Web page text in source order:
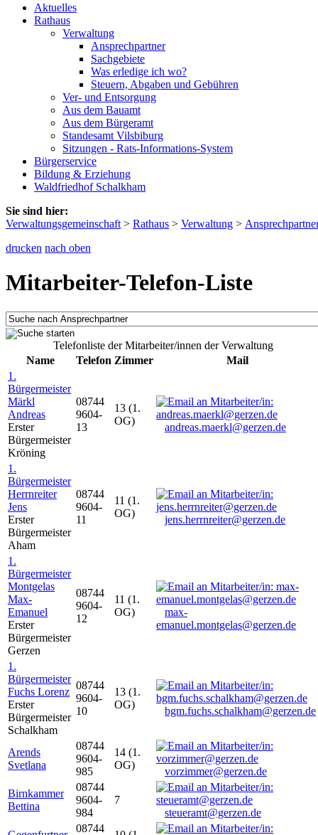
Aktuelles
Rathaus
Verwaltung
Ansprechpartner
Sachgebiete
Was erledige ich wo?
Steuern, Abgaben und Gebühren
Ver- und Entsorgung
Aus dem Bauamt
Aus dem Bürgeramt
Standesamt Vilsbiburg
Sitzungen - Rats-Informations-System
Bürgerservice
Bildung & Erziehung
Waldfriedhof Schalkham
Sie sind hier:
Verwaltungsgemeinschaft > Rathaus > Verwaltung >
drucken nach oben
Mitarbeiter-Telefon-Liste
Telefonliste der Mitarbeiter/innen der Verwaltung
Name
Telefon Zimmer
Mail
1.
Bürgermeister
Märkl
Andreas
Erster
Bürgermeister
Kröning
08744
9604-
13
13 (1.
OG)
andreas.maerkl@gerzen.de
1.
Bürgermeister
Herrnreiter
Jens
Erster
Bürgermeister
Aham
08744
9604-
11
11 (1.
OG)
jens.herrnreiter@gerzen.de
1.
Bürgermeister
Montgelas
Max-
Emanuel
Erster
Bürgermeister
Gerzen
08744
9604-
12
11 (1.
OG)
max-
emanuel.montgelas@gerzen.de
1.
Bürgermeister
Fuchs Lorenz
Erster
Bürgermeister
Schalkham
08744
9604-
10
13 (1.
OG)
bgm.fuchs.schalkham@gerzen.de
Arends
Svetlana
08744
9604-
985
14 (1.
OG)
vorzimmer@gerzen.de
Birnkammer
Bettina
08744
9604-
984
7
steueramt@gerzen.de
08744